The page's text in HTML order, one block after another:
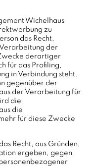
Wichelhaus
zu
das Recht,
der
derartiger
für das Profiling,
in Verbindung steht.
gegenüber der
der Verarbeitung für
die
die
für diese Zwecke
Recht, aus Gründen,
ergeben, gegen